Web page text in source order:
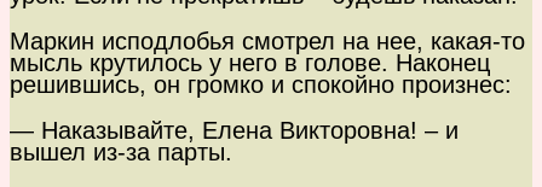
Маркин исподлобья смотрел на нее, какая-то
мысль крутилось у него в голове. Наконец
решившись, он громко и спокойно произнес:
— Наказывайте, Елена Викторовна! – и
вышел из-за парты.